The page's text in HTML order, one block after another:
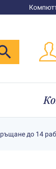
до 14